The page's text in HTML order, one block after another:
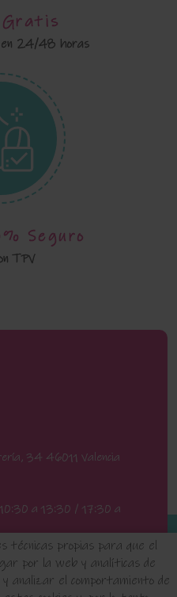
Gratis
24/48 horas
Seguro
TPV
técnicas propias para que el
por la web y analíticas de
analizar el comportamiento de
34 46011 Valencia
10:30 a 13:30 / 17:30 a